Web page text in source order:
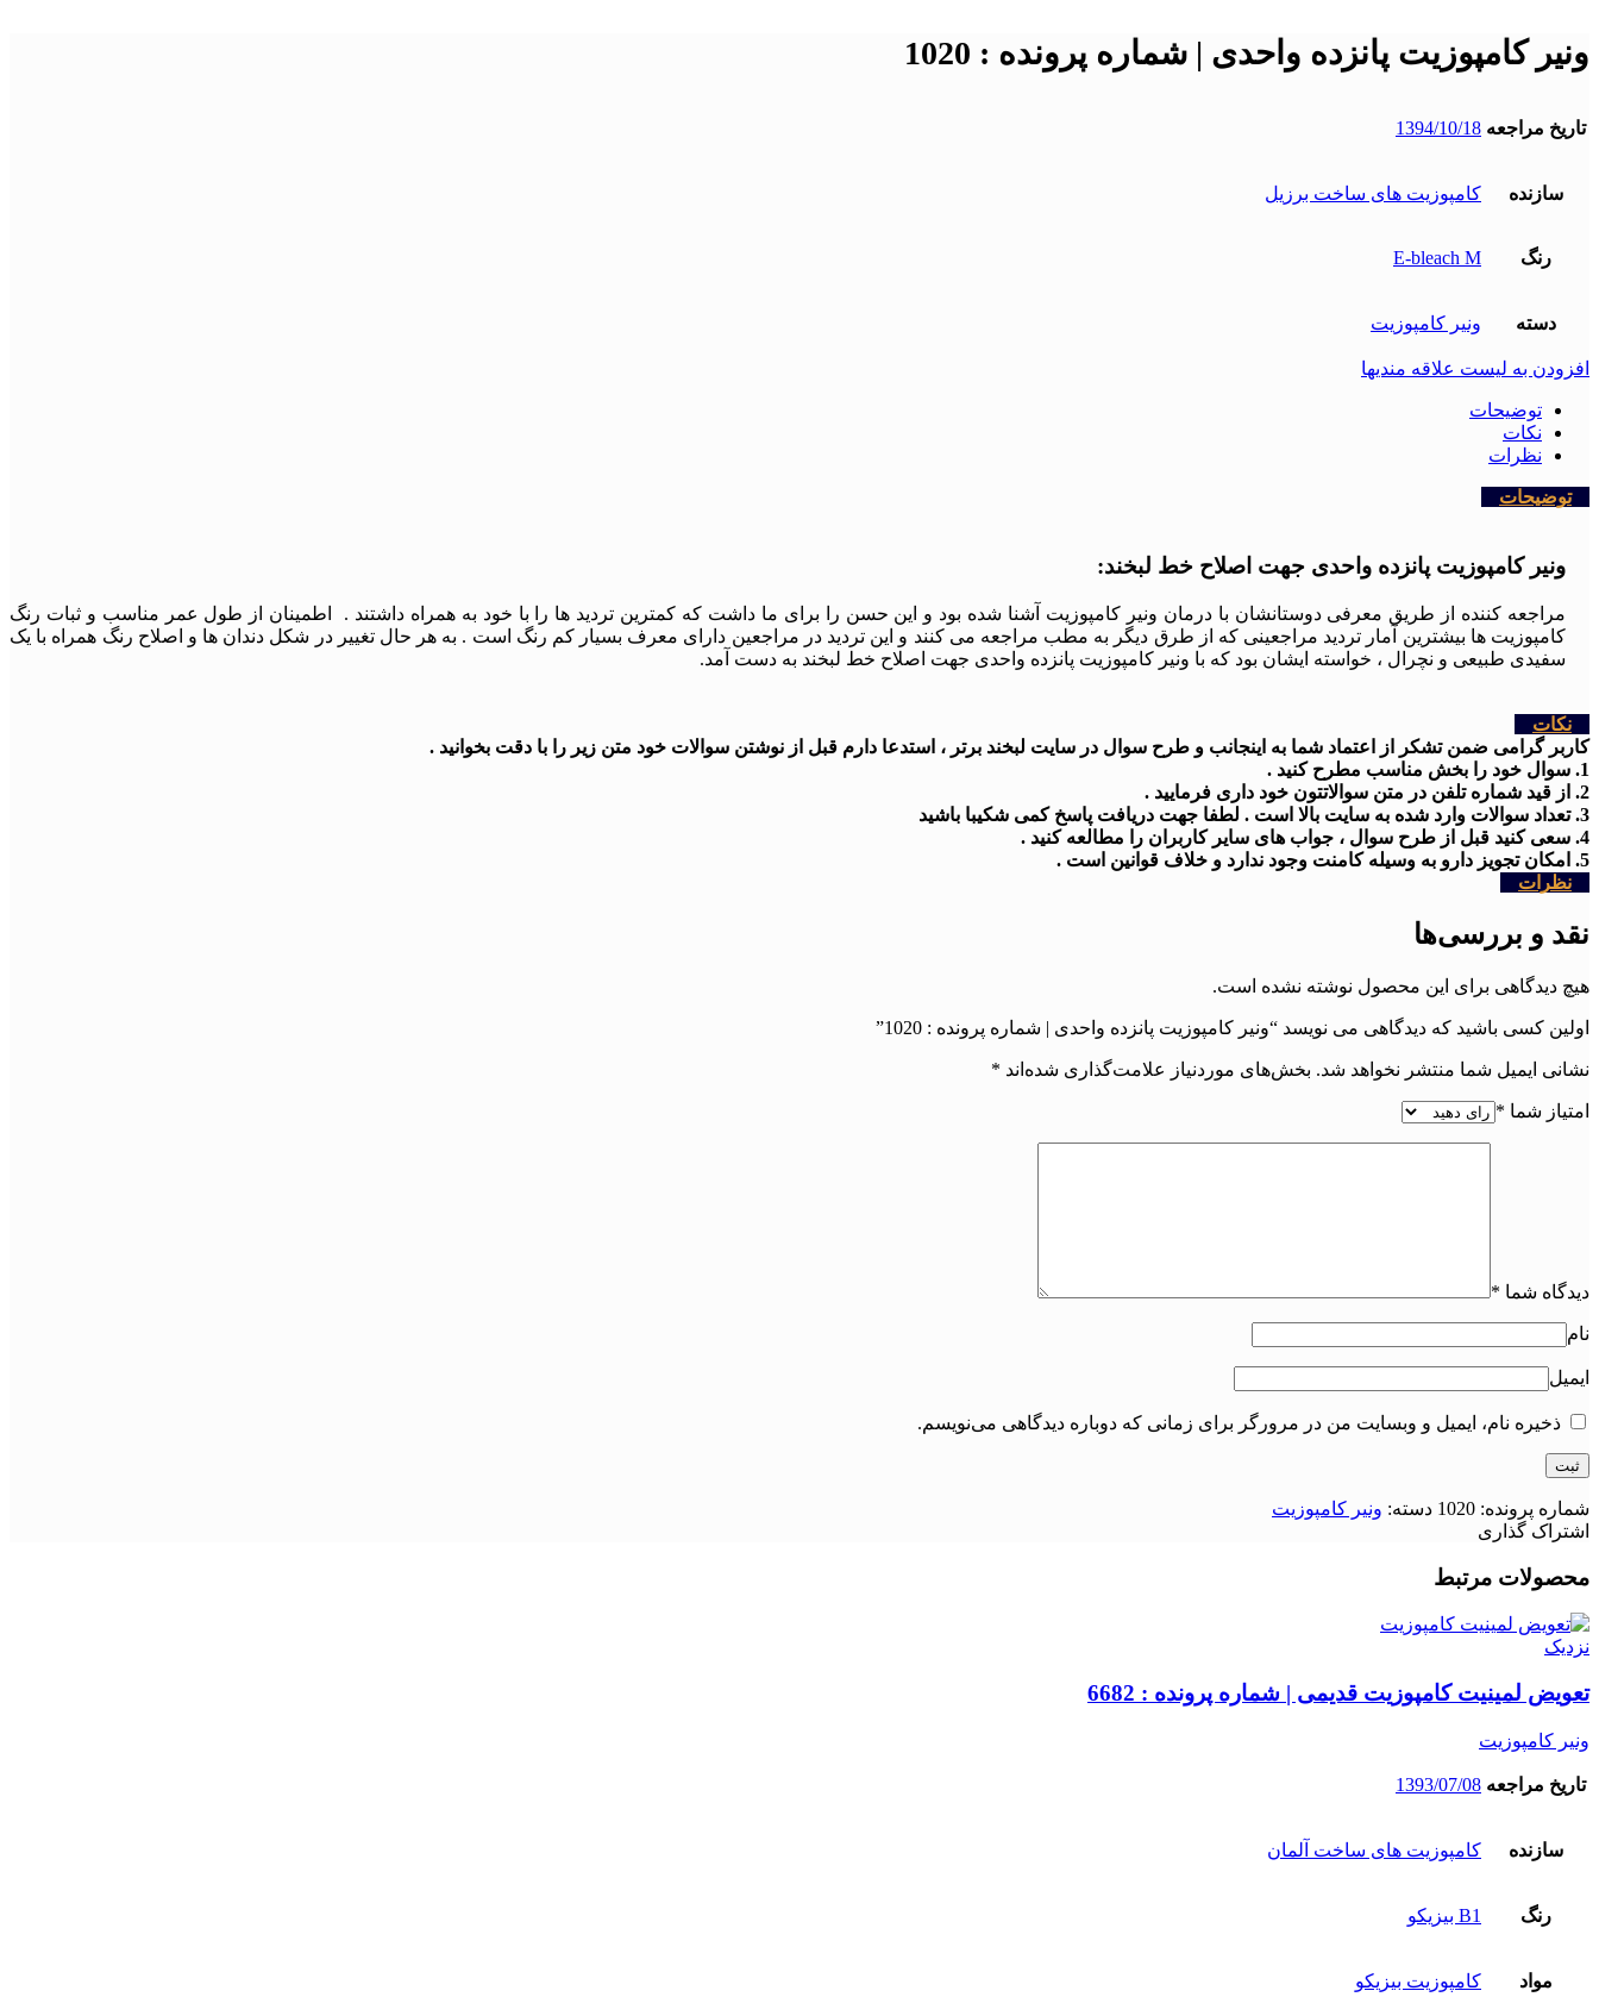
ونیر کامپوزیت پانزده واحدی | شماره پرونده : 1020
تاریخ مراجعه 1394/10/18
سازنده کامپوزیت های ساخت برزیل
رنگ E-bleach M
دسته ونیر کامپوزیت
افزودن به لیست علاقه مندیها
توضیحات
نکات
نظرات
توضیحات
ونیر کامپوزیت پانزده واحدی جهت اصلاح خط لبخند:
مراجعه کننده از طریق معرفی دوستانشان با درمان ونیر کامپوزیت آشنا شده بود و این حسن را برای ما داشت که کمترین تردید ها را با خود به همراه داشتند . اطمینان از طول عمر مناسب و ثبات رنگ
کامپوزیت ها بیشترین آمار تردید مراجعینی که از طرق دیگر به مطب مراجعه می کنند و این تردید در مراجعین دارای معرف بسیار کم رنگ است . به هر حال تغییر در شکل دندان ها و اصلاح رنگ همراه با یک
سفیدی طبیعی و نچرال ، خواسته ایشان بود که با ونیر کامپوزیت پانزده واحدی جهت اصلاح خط لبخند به دست آمد.
نکات
کاربر گرامی ضمن تشکر از اعتماد شما به اینجانب و طرح سوال در سایت لبخند برتر ، استدعا دارم قبل از نوشتن سوالات خود متن زیر را با دقت بخوانید .
1. سوال خود را بخش مناسب مطرح کنید .
2. از قید شماره تلفن در متن سوالاتتون خود داری فرمایید .
3. تعداد سوالات وارد شده به سایت بالا است . لطفا جهت دریافت پاسخ کمی شکیبا باشید
4. سعی کنید قبل از طرح سوال ، جواب های سایر کاربران را مطالعه کنید .
5. امکان تجویز دارو به وسیله کامنت وجود ندارد و خلاف قوانین است .
نظرات
نقد و بررسی‌ها
هیچ دیدگاهی برای این محصول نوشته نشده است.
اولین کسی باشید که دیدگاهی می نویسد “ونیر کامپوزیت پانزده واحدی | شماره پرونده : 1020”
نشانی ایمیل شما منتشر نخواهد شد. بخش‌های موردنیاز علامت‌گذاری شده‌اند *
امتیاز شما *
دیدگاه شما *
نام
ایمیل
ذخیره نام، ایمیل و وبسایت من در مرورگر برای زمانی که دوباره دیدگاهی می‌نویسم.
شماره پرونده: 1020 دسته: ونیر کامپوزیت
اشتراک گذاری
محصولات مرتبط
نزدیک
تعویض لمینیت کامپوزیت قدیمی | شماره پرونده : 6682
ونیر کامپوزیت
تاریخ مراجعه 1393/07/08
سازنده کامپوزیت های ساخت آلمان
رنگ B1 بیزیکو
مواد کامپوزیت بیزیکو